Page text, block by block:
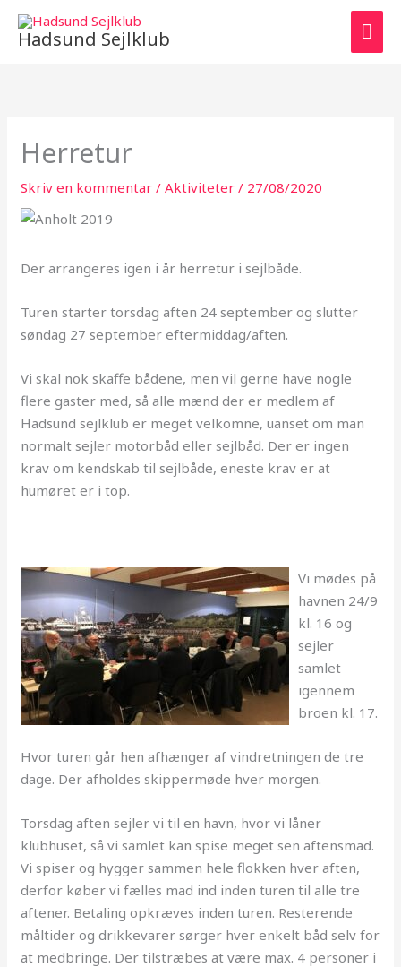
Hadsund Sejlklub
Herretur
Skriv en kommentar /Aktiviteter / 27/08/2020
Der arrangeres igen i år herretur i sejlbåde.
Turen starter torsdag aften 24 september og slutter
søndag 27 september eftermiddag/aften.
Vi skal nok skaffe bådene, men vil gerne have nogle
flere gaster med, så alle mænd der er medlem af
Hadsund sejlklub er meget velkomne, uanset om man
normalt sejler motorbåd eller sejlbåd. Der er ingen
krav om kendskab til sejlbåde, eneste krav er at
humøret er i top.
Vi mødes på
havnen 24/9
kl. 16 og
sejler
samlet
igennem
broen kl. 17.
Hvor turen går hen afhænger af vindretningen de tre
dage. Der afholdes skippermøde hver morgen.
Torsdag aften sejler vi til en havn, hvor vi låner
klubhuset, så vi samlet kan spise meget sen aftensmad.
Vi spiser og hygger sammen hele flokken hver aften,
derfor køber vi fælles mad ind inden turen til alle tre
aftener. Betaling opkræves inden turen. Resterende
måltider og drikkevarer sørger hver enkelt båd selv for
at medbringe. Der tilstræbes at være max. 4 personer i